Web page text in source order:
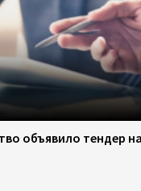
объявило тендер